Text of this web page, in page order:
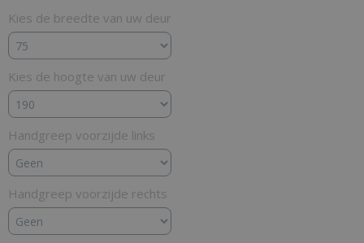
Kies de breedte van uw deur
Kies de hoogte van uw deur
Handgreep voorzijde links
Handgreep voorzijde rechts